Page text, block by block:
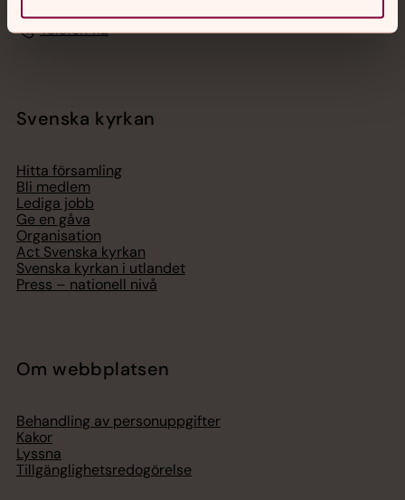
Telefon 112
Svenska kyrkan
Hitta församling
Bli medlem
Lediga jobb
Ge en gåva
Organisation
Act Svenska kyrkan
Svenska kyrkan i utlandet
Press – nationell nivå
Om webbplatsen
Behandling av personuppgifter
Kakor
Lyssna
Tillgänglighetsredogörelse